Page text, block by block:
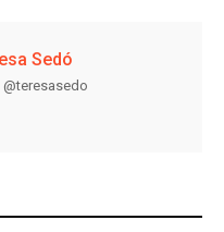
Sedó
@teresasedo